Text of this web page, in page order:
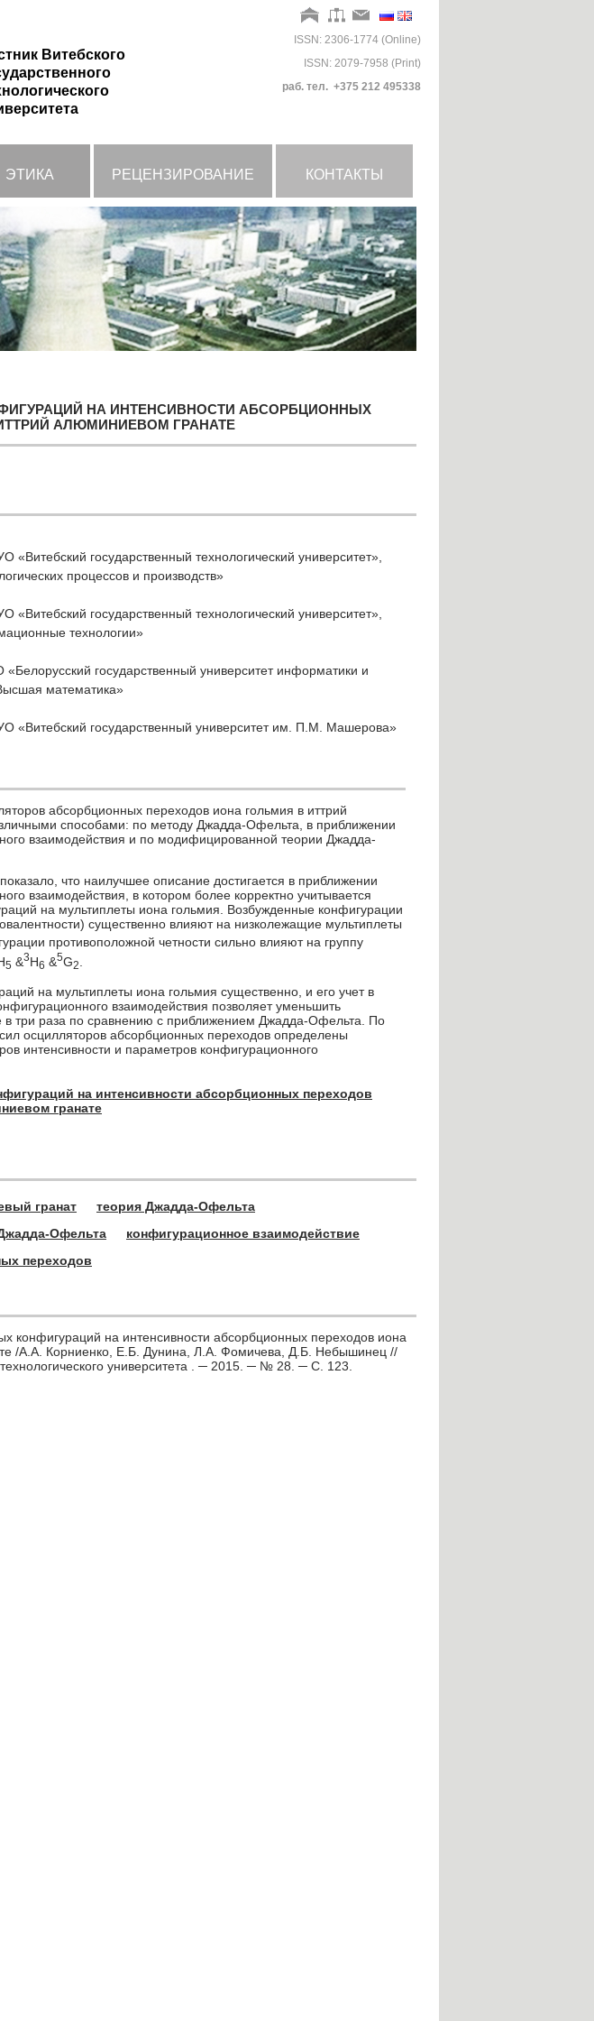
Витебского
ISSN: 2306-1774 (Online)
ISSN: 2079-7958 (Print)
раб. тел. +375 212 495338
ЭТИКА РЕЦЕНЗИРОВАНИЕ КОНТАКТЫ
НА ИНТЕНСИВНОСТИ АБСОРБЦИОННЫХ
АЛЮМИНИЕВОМ ГРАНАТЕ
«Витебский государственный технологический университет»,
процессов и производств»
«Витебский государственный технологический университет»,
технологии»
государственный университет информатики и
математика»
«Витебский государственный университет им. П.М. Машерова»
абсорбционных переходов иона гольмия в иттрий
способами: по методу Джадда-Офельта, в приближении
взаимодействия и по модифицированной теории Джадда-
что наилучшее описание достигается в приближении
взаимодействия, в котором более корректно учитывается
на мультиплеты иона гольмия. Возбужденные конфигурации
существенно влияют на низколежащие мультиплеты
противоположной четности сильно влияют на группу
5 &3H6 &5G2
на мультиплеты иона гольмия существенно, и его учет в
взаимодействия позволяет уменьшить
в три раза по сравнению с приближением Джадда-Офельта. По
осцилляторов абсорбционных переходов определены
интенсивности и параметров конфигурационного
на интенсивности абсорбционных переходов
гранате
гранат
теория Джадда-Офельта
Офельта
конфигурационное взаимодействие
переходов
конфигураций на интенсивности абсорбционных переходов иона
/А.А. Корниенко, Е.Б. Дунина, Л.А. Фомичева, Д.Б. Небышинец //
технологического университета . ─ 2015. ─ № 28. ─ С. 123.